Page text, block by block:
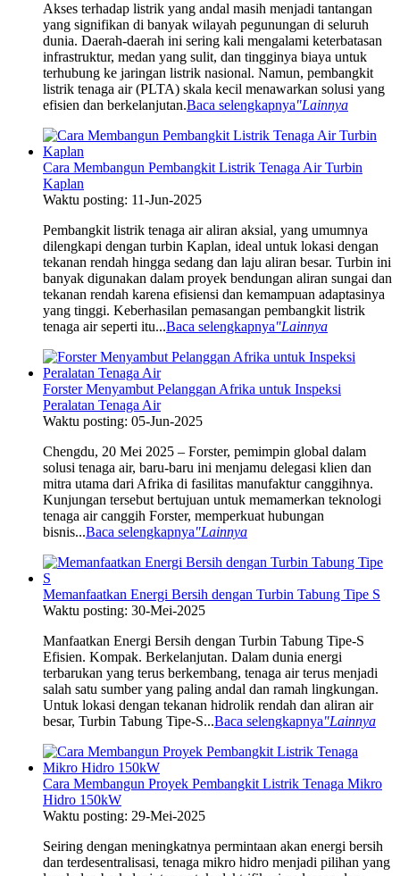
Akses terhadap listrik yang andal masih menjadi tantangan
yang signifikan di banyak wilayah pegunungan di seluruh
dunia. Daerah-daerah ini sering kali mengalami keterbatasan
infrastruktur, medan yang sulit, dan tingginya biaya untuk
terhubung ke jaringan listrik nasional. Namun, pembangkit
listrik tenaga air (PLTA) skala kecil menawarkan solusi yang
efisien dan berkelanjutan.Baca selengkapnya"Lainnya
Cara Membangun Pembangkit Listrik Tenaga Air Turbin
Kaplan
Waktu posting: 11-Jun-2025
Pembangkit listrik tenaga air aliran aksial, yang umumnya
dilengkapi dengan turbin Kaplan, ideal untuk lokasi dengan
tekanan rendah hingga sedang dan laju aliran besar. Turbin ini
banyak digunakan dalam proyek bendungan aliran sungai dan
tekanan rendah karena efisiensi dan kemampuan adaptasinya
yang tinggi. Keberhasilan pemasangan pembangkit listrik
tenaga air seperti itu...Baca selengkapnya"Lainnya
Forster Menyambut Pelanggan Afrika untuk Inspeksi
Peralatan Tenaga Air
Waktu posting: 05-Jun-2025
Chengdu, 20 Mei 2025 – Forster, pemimpin global dalam
solusi tenaga air, baru-baru ini menjamu delegasi klien dan
mitra utama dari Afrika di fasilitas manufaktur canggihnya.
Kunjungan tersebut bertujuan untuk memamerkan teknologi
tenaga air canggih Forster, memperkuat hubungan
bisnis...Baca selengkapnya"Lainnya
Memanfaatkan Energi Bersih dengan Turbin Tabung Tipe S
Waktu posting: 30-Mei-2025
Manfaatkan Energi Bersih dengan Turbin Tabung Tipe-S
Efisien. Kompak. Berkelanjutan. Dalam dunia energi
terbarukan yang terus berkembang, tenaga air terus menjadi
salah satu sumber yang paling andal dan ramah lingkungan.
Untuk lokasi dengan tekanan hidrolik rendah dan aliran air
besar, Turbin Tabung Tipe-S...Baca selengkapnya"Lainnya
Cara Membangun Proyek Pembangkit Listrik Tenaga Mikro
Hidro 150kW
Waktu posting: 29-Mei-2025
Seiring dengan meningkatnya permintaan akan energi bersih
dan terdesentralisasi, tenaga mikro hidro menjadi pilihan yang